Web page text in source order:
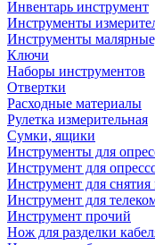
Инвентарь инструмент
Инструменты
Инструменты
Ключи
Наборы инструментов
Отвертки
Расходные материалы
Рулетка измерительная
Сумки, ящики
Инструменты для
Инструмент для
Инструмент для снятия
Инструмент для
Инструмент прочий
Нож для разделки